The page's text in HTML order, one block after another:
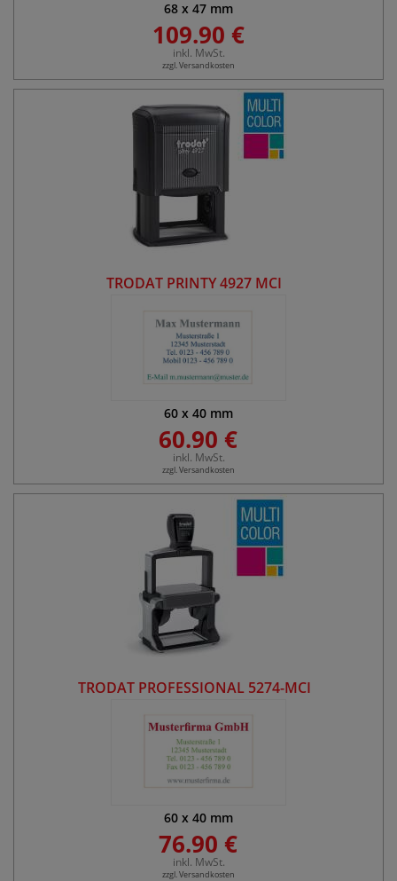
68 x 47 mm
109.90 €
inkl. MwSt.
zzgl. Versandkosten
TRODAT PRINTY 4927 MCI
60 x 40 mm
60.90 €
inkl. MwSt.
zzgl. Versandkosten
TRODAT PROFESSIONAL 5274-MCI
60 x 40 mm
76.90 €
inkl. MwSt.
zzgl. Versandkosten